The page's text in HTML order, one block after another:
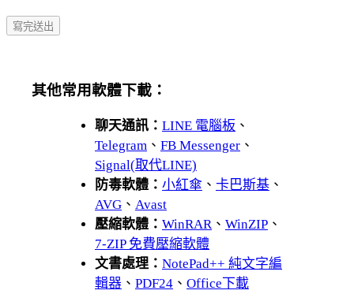
其他常用軟體下載：
聊天通訊： LINE 電腦板 、
Telegram 、 FB Messenger 、
Signal(取代LINE)
防毒軟體： 小紅傘 、 卡巴斯基 、
AVG 、 Avast
壓縮軟體： WinRAR、 WinZIP 、
7-ZIP 免費壓縮軟體
文書處理： NotePad++ 純文字編
輯器 、 PDF24 、 Office下載